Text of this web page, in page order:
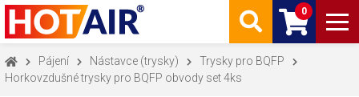
0
Pájení Nástavce (trysky)
Trysky pro BQFP
Horkovzdušné trysky pro BQFP obvody set 4ks